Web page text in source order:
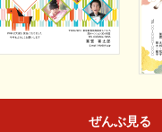
ぜんぶ見る